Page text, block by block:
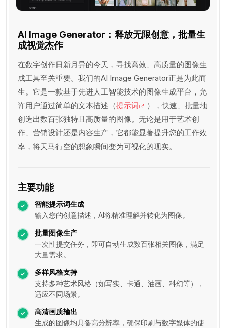
AI Image Generator：释放无限创意，批量生
成视觉杰作
在数字创作日新月异的今天，寻找高效、高质量的图像生
成工具至关重要。我们的AI Image Generator正是为此而
生。它是一款基于先进人工智能技术的图像生成平台，允
许用户通过简单的文本描述（提示词
），快速、批量地
创造出数百张独特且高质量的图像。无论是用于艺术创
作、营销设计还是内容生产，它都能显著提升您的工作效
率，将天马行空的想象瞬间变为可视化的现实。
主要功能
智能提示词生成
输入您的创意描述，AI将精准理解并转化为图像。
批量图像生产
一次性提交任务，即可自动生成数百张相关图像，满足
大量需求。
多样风格支持
支持多种艺术风格（如写实、卡通、油画、科幻等），
适应不同场景。
高清画质输出
生成的图像均具备高分辨率，确保印刷与数字媒体的使